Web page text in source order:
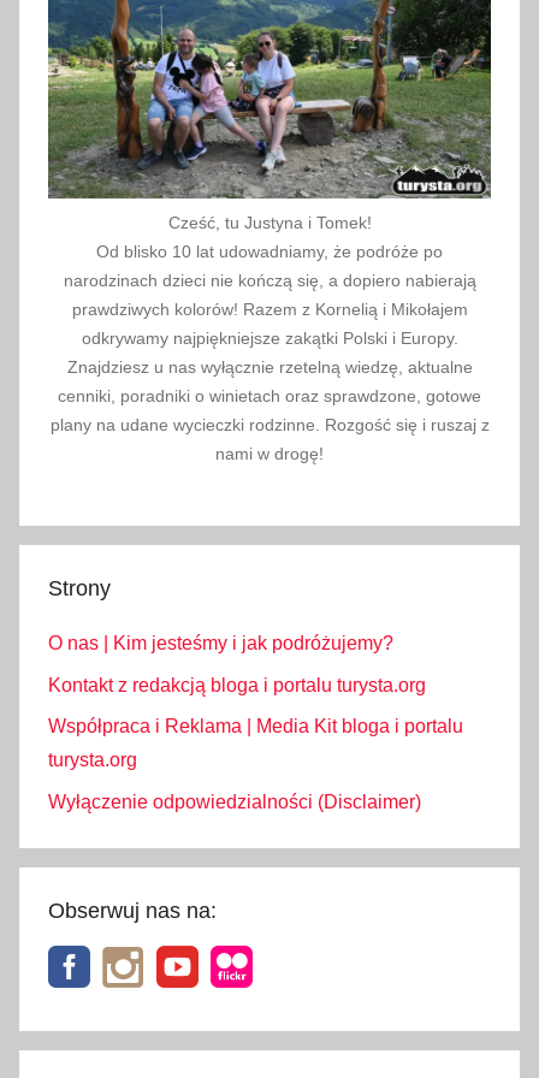
2
0
1
7
Cześć, tu Justyna i Tomek!
Od blisko 10 lat udowadniamy, że podróże po
narodzinach dzieci nie kończą się, a dopiero nabierają
prawdziwych kolorów! Razem z Kornelią i Mikołajem
odkrywamy najpiękniejsze zakątki Polski i Europy.
Znajdziesz u nas wyłącznie rzetelną wiedzę, aktualne
cenniki, poradniki o winietach oraz sprawdzone, gotowe
plany na udane wycieczki rodzinne. Rozgość się i ruszaj z
nami w drogę!
Strony
O nas | Kim jesteśmy i jak podróżujemy?
Kontakt z redakcją bloga i portalu turysta.org
Współpraca i Reklama | Media Kit bloga i portalu
turysta.org
Wyłączenie odpowiedzialności (Disclaimer)
Obserwuj nas na: